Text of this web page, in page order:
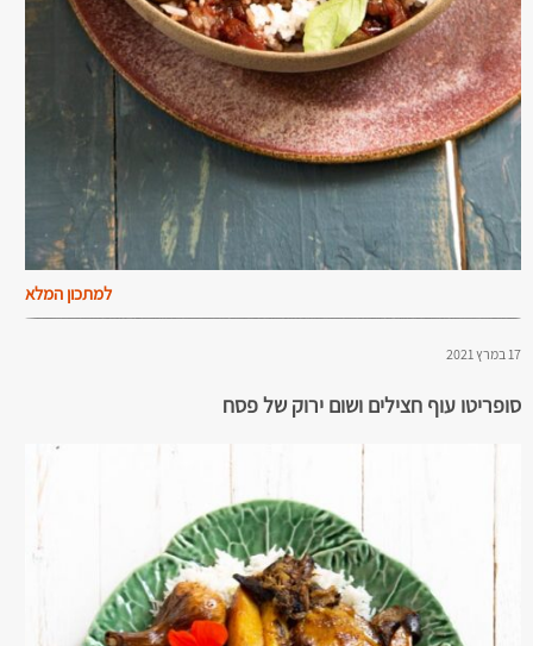
למתכון המלא
17 במרץ 2021
סופריטו עוף חצילים ושום ירוק של פסח